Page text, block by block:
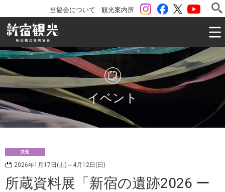
ツイッター
Facebook
instagram
観光案内所
当協会について
一般社団法人 新宿観光振興協会 Shinjuku
イベント
化 2026年1月17日(土)～4月12日(日)
所蔵資料展「新宿の遺跡2026 ー